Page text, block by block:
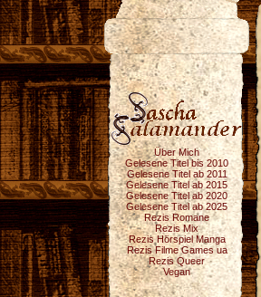
Über Mich
Gelesene Titel bis 2010
Gelesene Titel ab 2011
Gelesene Titel ab 2015
Gelesene Titel ab 2020
Gelesene Titel ab 2025
Rezis Romane
Rezis Mix
Rezis Hörspiel Manga
Rezis Filme Games ua
Rezis Queer
Vegan